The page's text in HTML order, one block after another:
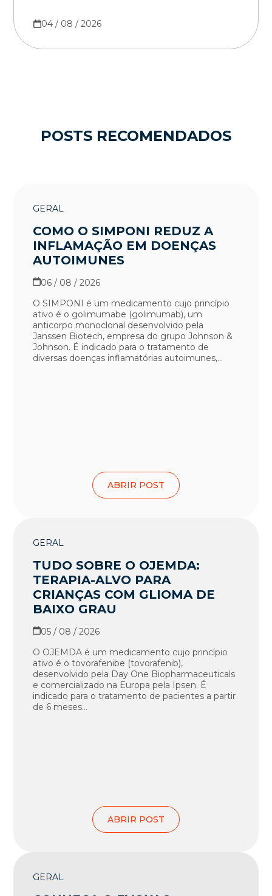
04 / 08 / 2026
POSTS RECOMENDADOS
GERAL
COMO O SIMPONI REDUZ A
INFLAMAÇÃO EM DOENÇAS
AUTOIMUNES
06 / 08 / 2026
O SIMPONI é um medicamento cujo princípio
ativo é o golimumabe (golimumab), um
anticorpo monoclonal desenvolvido pela
Janssen Biotech, empresa do grupo Johnson &
Johnson. É indicado para o tratamento de
diversas doenças inflamatórias autoimunes,...
ABRIR POST
GERAL
TUDO SOBRE O OJEMDA:
TERAPIA-ALVO PARA
CRIANÇAS COM GLIOMA DE
BAIXO GRAU
05 / 08 / 2026
O OJEMDA é um medicamento cujo princípio
ativo é o tovorafenibe (tovorafenib),
desenvolvido pela Day One Biopharmaceuticals
e comercializado na Europa pela Ipsen. É
indicado para o tratamento de pacientes a partir
de 6 meses...
ABRIR POST
GERAL